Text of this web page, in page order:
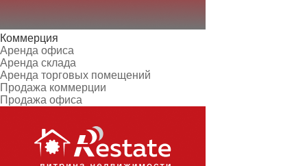
Коммерция
Аренда офиса
Аренда склада
Аренда торговых помещений
Продажа коммерции
Продажа офиса